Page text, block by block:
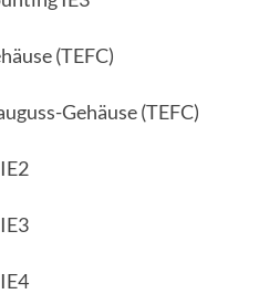
(TEFC)
Gehäuse (TEFC)